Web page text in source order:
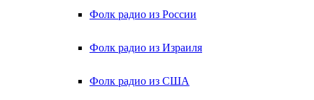
Фолк радио из России
Фолк радио из Израиля
Фолк радио из США